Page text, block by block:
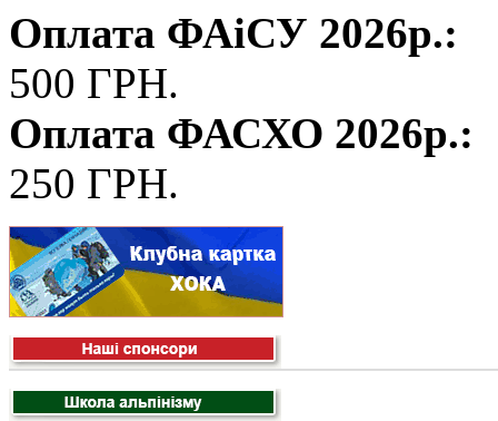
Оплата ФАіСУ 2026р.:
500 ГРН.
Оплата ФАСХО 2026р.:
250 ГРН.